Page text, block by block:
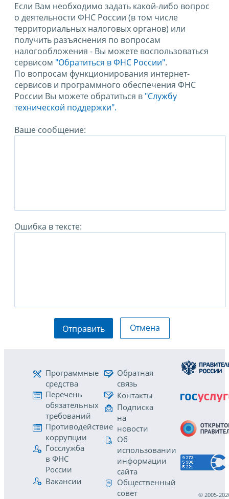
Если Вам необходимо задать какой-либо вопрос
о деятельности ФНС России (в том числе
территориальных налоговых органов) или
получить разъяснения по вопросам
налогообложения - Вы можете воспользоваться
сервисом "Обратиться в ФНС России".
По вопросам функционирования интернет-
сервисов и программного обеспечения ФНС
России Вы можете обратиться в "Службу
технической поддержки".
Ваше сообщение:
Ошибка в тексте:
Отправить Отмена
Программные
средства
Перечень
обязательных
требований
Противодействие
коррупции
Госслужба
в ФНС
России
Вакансии
Обратная
связь
Контакты
Подписка
на
новости
Об
использовании
информации
сайта
Общественный
совет
© 2005-